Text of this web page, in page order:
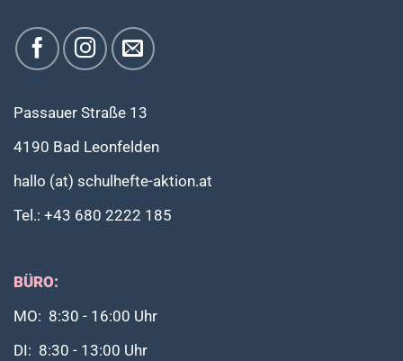
Passauer Straße 13
4190 Bad Leonfelden
hallo (at) schulhefte-aktion.at
Tel.: +43 680 2222 185
BÜRO:
MO: 8:30 - 16:00 Uhr
DI: 8:30 - 13:00 Uhr